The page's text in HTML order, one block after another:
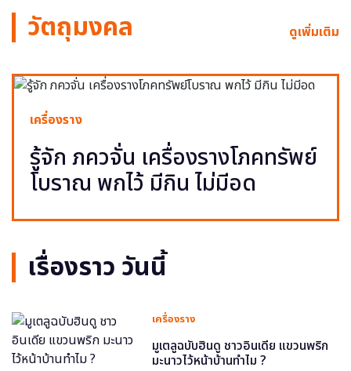
วัตถุมงคล ดูเพิ่มเติม
เครื่องราง
รู้จัก ภควจั่น เครื่องรางโภคทรัพย์
โบราณ พกไว้ มีกิน ไม่มีอด
เรื่องราว วันนี้
เครื่องราง
มูเตลูฉบับฮินดู ชาวอินเดีย แขวนพริก
มะนาวไว้หน้าบ้านทำไม ?